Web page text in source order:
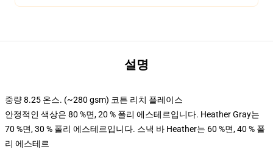
설명
중량 8.25 온스. (~280 gsm) 코튼 리치 플레이스
안정적인 색상은 80 %면, 20 % 폴리 에스테르입니다. Heather Gray는
70 %면, 30 % 폴리 에스테르입니다. 스낵 바 Heather는 60 %면, 40 % 폴
리 에스테르